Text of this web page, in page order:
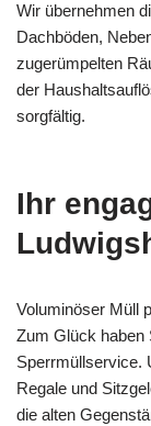
Wir übernehmen
Dachböden,
zugerümpelten
der
sorgfältig.
Ihr
Voluminöser Müll
Zum Glück haben
Sperrmüllservice.
Regale und
die alten